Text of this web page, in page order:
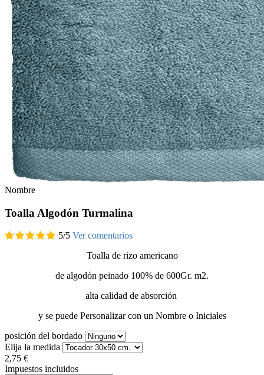
Nombre
Toalla Algodón Turmalina
5/5 Ver comentarios
Toalla de rizo americano
de algodón peinado 100% de 600Gr. m2.
alta calidad de absorción
y se puede Personalizar con un Nombre o Iniciales
posición del bordado
Elija la medida
2,75 €
Impuestos incluidos